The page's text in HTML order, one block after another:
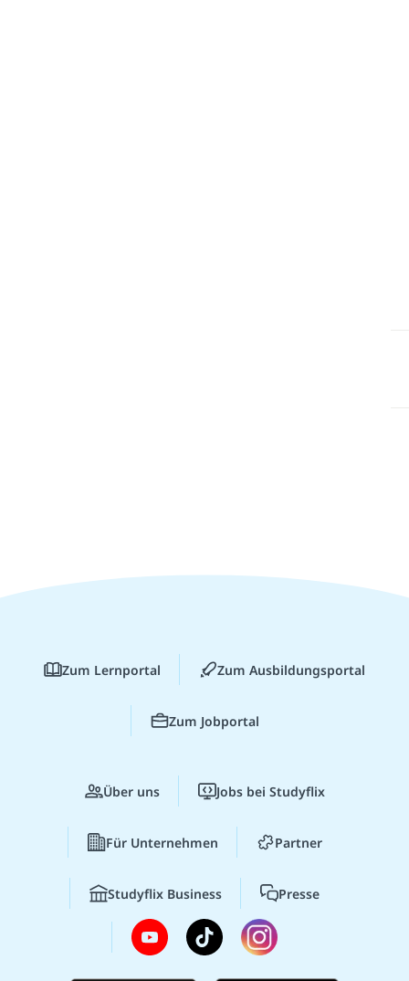
Zum Lernportal Zum Ausbildungsportal
Zum Jobportal
Über uns Jobs bei Studyflix
Für Unternehmen Partner
Studyflix Business Presse